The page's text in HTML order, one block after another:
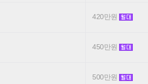
420만원
450만원
500만원